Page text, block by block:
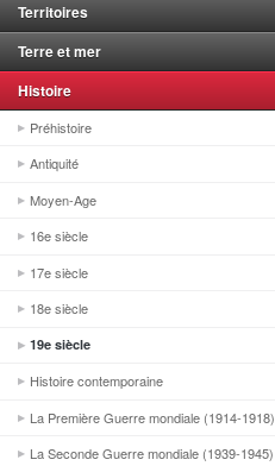
Territoires
Terre et mer
Histoire
Préhistoire
Antiquité
Moyen-Age
16e siècle
17e siècle
18e siècle
19e siècle
Histoire contemporaine
La Première Guerre mondiale (1914-1918)
La Seconde Guerre mondiale (1939-1945)